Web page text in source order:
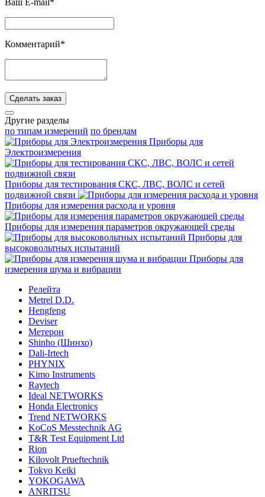
Комментарий*
Сделать заказ
Другие разделы
по типам измерений по брендам
Приборы для
Электроизмерения
Приборы для тестирования СКС, ЛВС, ВОЛС и сетей
подвижной связи
Приборы для измерения расхода и уровня
Приборы для измерения параметров окружающей среды
Приборы для
высоковольтных испытаний
Приборы для
измерения шума и вибрации
Релейта
Metrel D.D.
Hengfeng
Deviser
Метерон
Shinho (Шинхо)
Dali-Irtech
PHYNIX
Kimo Instruments
Raytech
Ideal NETWORKS
Honda Electronics
Trend NETWORKS
KoCoS Messtechnik AG
T&R Test Equipment Ltd
Rion
Kilovolt Prueftechnik
Tokyo Keiki
YOKOGAWA
ANRITSU